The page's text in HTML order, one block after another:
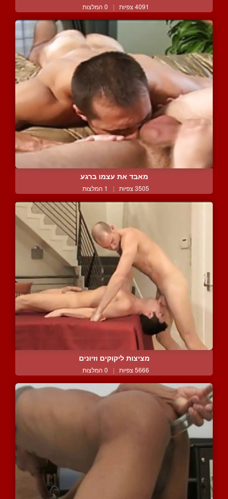
4091 צפיות | 0 המלצות
מאבד את עצמו ברגע
3505 צפיות | 1 המלצות
מציצות ליקוקים וזיונים
5666 צפיות | 0 המלצות